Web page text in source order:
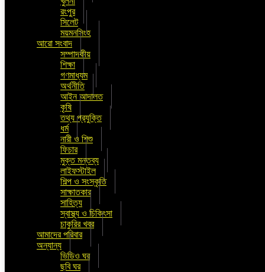
রংপুর
সিলেট
ময়মনসিংহ
আরো সংবাদ
সম্পাদকীয়
শিক্ষা
গণমাধ্যম
অর্থনীতি
আইন আদালত
কৃষি
তথ্য প্রযুক্তি
ধর্ম
নারী ও শিশু
ফিচার
মুক্ত মন্তব্য
লাইফস্টাইল
শিল্প ও সংস্কৃতি
সাক্ষাতকার
সাহিত্য
স্বাস্থ্য ও চিকিৎসা
চাকুরির খবর
আমাদের পরিবার
অন্যান্য
ভিডিও ঘর
ছবি ঘর